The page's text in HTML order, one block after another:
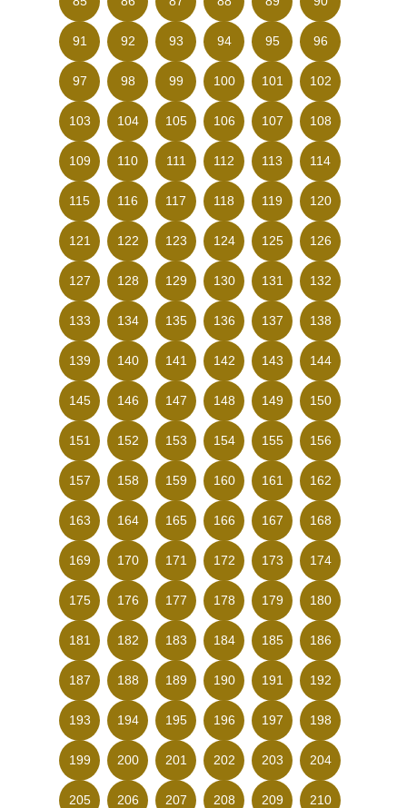
91 92 93 94 95 96
97 98 99 100 101 102
103 104 105 106 107 108
109 110 111 112 113 114
115 116 117 118 119 120
121 122 123 124 125 126
127 128 129 130 131 132
133 134 135 136 137 138
139 140 141 142 143 144
145 146 147 148 149 150
151 152 153 154 155 156
157 158 159 160 161 162
163 164 165 166 167 168
169 170 171 172 173 174
175 176 177 178 179 180
181 182 183 184 185 186
187 188 189 190 191 192
193 194 195 196 197 198
199 200 201 202 203 204
205 206 207 208 209 210